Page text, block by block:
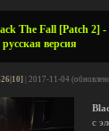
The Fall [Patch 2] -
версия
| 2017-11-04
с